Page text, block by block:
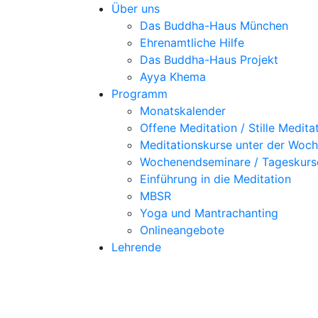
Über uns
Das Buddha-Haus München
Ehrenamtliche Hilfe
Das Buddha-Haus Projekt
Ayya Khema
Programm
Monatskalender
Offene Meditation / Stille
Meditationskurse unter der
Wochenendseminare /
Einführung in die Meditation
MBSR
Yoga und Mantrachanting
Onlineangebote
Lehrende